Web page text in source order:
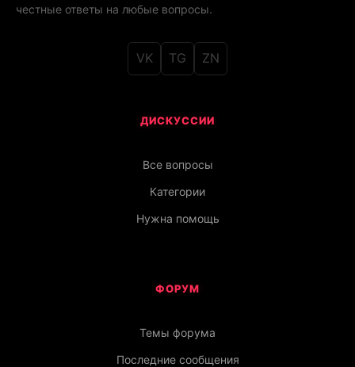
честные ответы на любые вопросы.
VK TG ZN
ДИСКУССИИ
Все вопросы
Категории
Нужна помощь
ФОРУМ
Темы форума
Последние сообщения